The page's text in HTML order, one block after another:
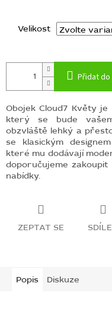
Velikost
Přidat
Obojek Cloud7 Květy
který se bude
obzvláště lehký a
se klasickým
které mu dodávají
doporučujeme
nabídky.
ZEPTAT SE
Popis Diskuze